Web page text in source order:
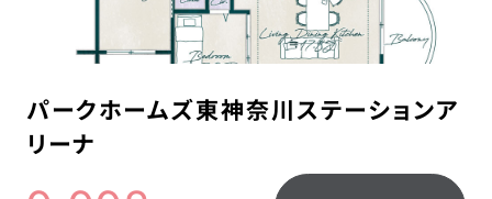
パークホームズ東神奈川ステーションア
リーナ